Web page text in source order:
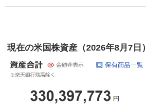
現在の米国株資産（2026年8月7日）